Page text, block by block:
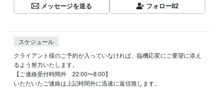
メッセージを送る
フォロー82
スケジュール
クライアント様のご予約が入っていなければ、臨機応変にご要望に添え
るよう努力いたします。
【ご連絡受付時間外　22:00〜8:00】
いただいたご連絡は上記時間外に迅速に返信致します。